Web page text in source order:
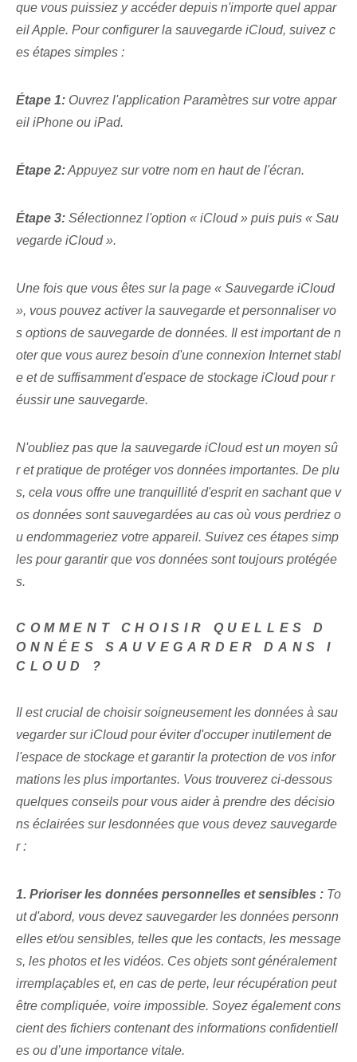
que vous puissiez y accéder depuis n'importe quel appar
eil Apple. Pour configurer la sauvegarde iCloud, suivez c
es étapes simples :
Étape 1: Ouvrez l'application Paramètres sur votre appar
eil iPhone ou iPad.
Étape 2:Appuyez sur votre nom en haut de l'écran.
Étape 3: Sélectionnez l'option « iCloud » puis⁢ puis « Sau
vegarde iCloud ».
Une fois que vous êtes sur la page « Sauvegarde iCloud
», vous pouvez activer la sauvegarde et personnaliser vo
s options de sauvegarde de données. Il est important de n
oter que vous aurez besoin d'une connexion Internet stabl
e et de suffisamment d'espace de stockage iCloud pour r
éussir une sauvegarde.
N'oubliez pas que la sauvegarde iCloud est un moyen sû
r et pratique de protéger vos données importantes. De plu
s, cela vous offre une tranquillité d'esprit en sachant que v
os données sont sauvegardées au cas où vous perdriez o
u endommageriez votre appareil. Suivez ces étapes simp
les pour garantir que vos données sont toujours protégée
s.
COMMENT CHOISIR QUELLES D
ONNÉES SAUVEGARDER DANS I
CLOUD ?
Il est crucial de choisir soigneusement les données à sau
vegarder sur iCloud pour éviter d'occuper inutilement de
l'espace de stockage et garantir la protection de vos infor
mations les plus importantes. Vous trouverez ci-dessous
quelques ⁤conseils pour ‌vous aider à prendre ⁢des décisio
ns éclairées sur les⁣données que vous devez sauvegarde
r :
1. Prioriser les données personnelles et sensibles : To
ut d'abord, vous devez sauvegarder les données personn
elles et/ou sensibles, telles que les contacts, les message
s, les photos et les vidéos. Ces objets​ sont généralement
irremplaçables et, en cas de perte, leur récupération peut
être compliquée, voire impossible. Soyez également cons
cient des fichiers contenant des informations confidentiell
es ou d’une importance vitale.